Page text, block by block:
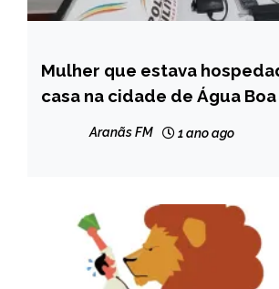
CAPELINHA
MINAS
Mulher que estava
casa na cidade de Água
Aranãs FM 1 ano ago